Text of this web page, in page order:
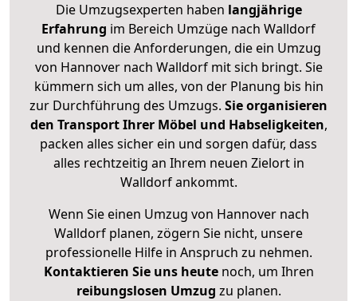
Die Umzugsexperten haben langjährige
Erfahrung im Bereich Umzüge nach Walldorf
und kennen die Anforderungen, die ein Umzug
von Hannover nach Walldorf mit sich bringt. Sie
kümmern sich um alles, von der Planung bis hin
zur Durchführung des Umzugs. Sie organisieren
den Transport Ihrer Möbel und Habseligkeiten,
packen alles sicher ein und sorgen dafür, dass
alles rechtzeitig an Ihrem neuen Zielort in
Walldorf ankommt.
Wenn Sie einen Umzug von Hannover nach
Walldorf planen, zögern Sie nicht, unsere
professionelle Hilfe in Anspruch zu nehmen.
Kontaktieren Sie uns heutenoch, um Ihren
reibungslosen Umzug zu planen.